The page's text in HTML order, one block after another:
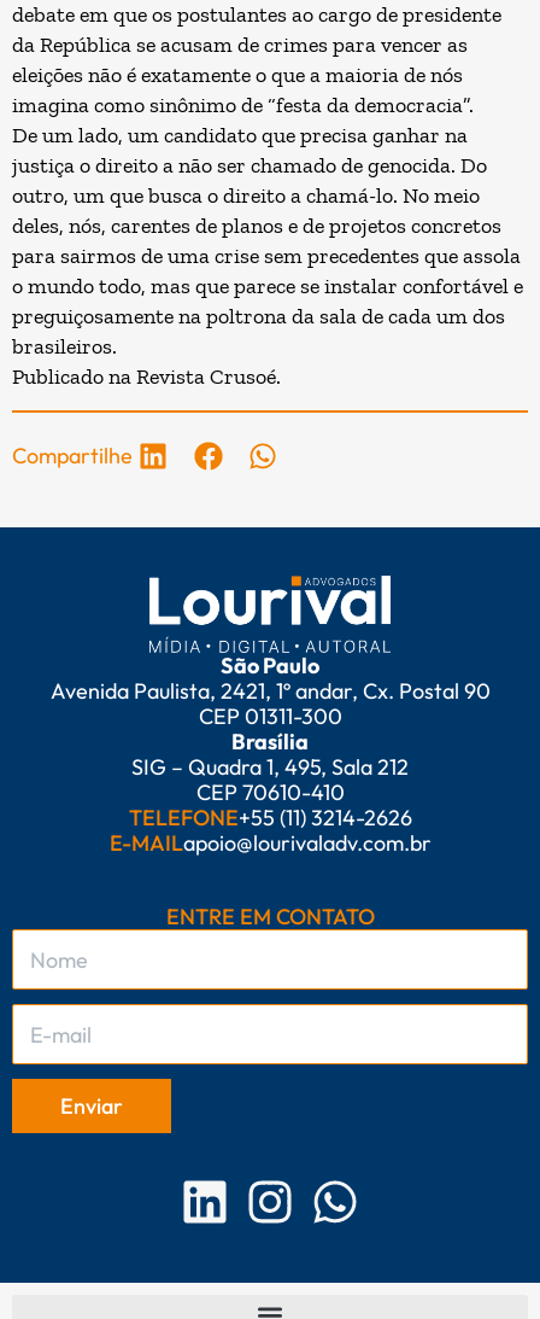
debate em que os postulantes ao cargo de presidente
da República se acusam de crimes para vencer as
eleições não é exatamente o que a maioria de nós
imagina como sinônimo de “festa da democracia”.
De um lado, um candidato que precisa ganhar na
justiça o direito a não ser chamado de genocida. Do
outro, um que busca o direito a chamá-lo. No meio
deles, nós, carentes de planos e de projetos concretos
para sairmos de uma crise sem precedentes que assola
o mundo todo, mas que parece se instalar confortável e
preguiçosamente na poltrona da sala de cada um dos
brasileiros.
Publicado naRevista Crusoé.
Compartilhe
São Paulo
Avenida Paulista, 2421, 1º andar, Cx. Postal 90
CEP 01311-300
Brasília
SIG – Quadra 1, 495, Sala 212
CEP 70610-410
TELEFONE+55 (11) 3214-2626
E-MAILapoio@lourivaladv.com.br
ENTRE EM CONTATO
L
n
I
s
W
a